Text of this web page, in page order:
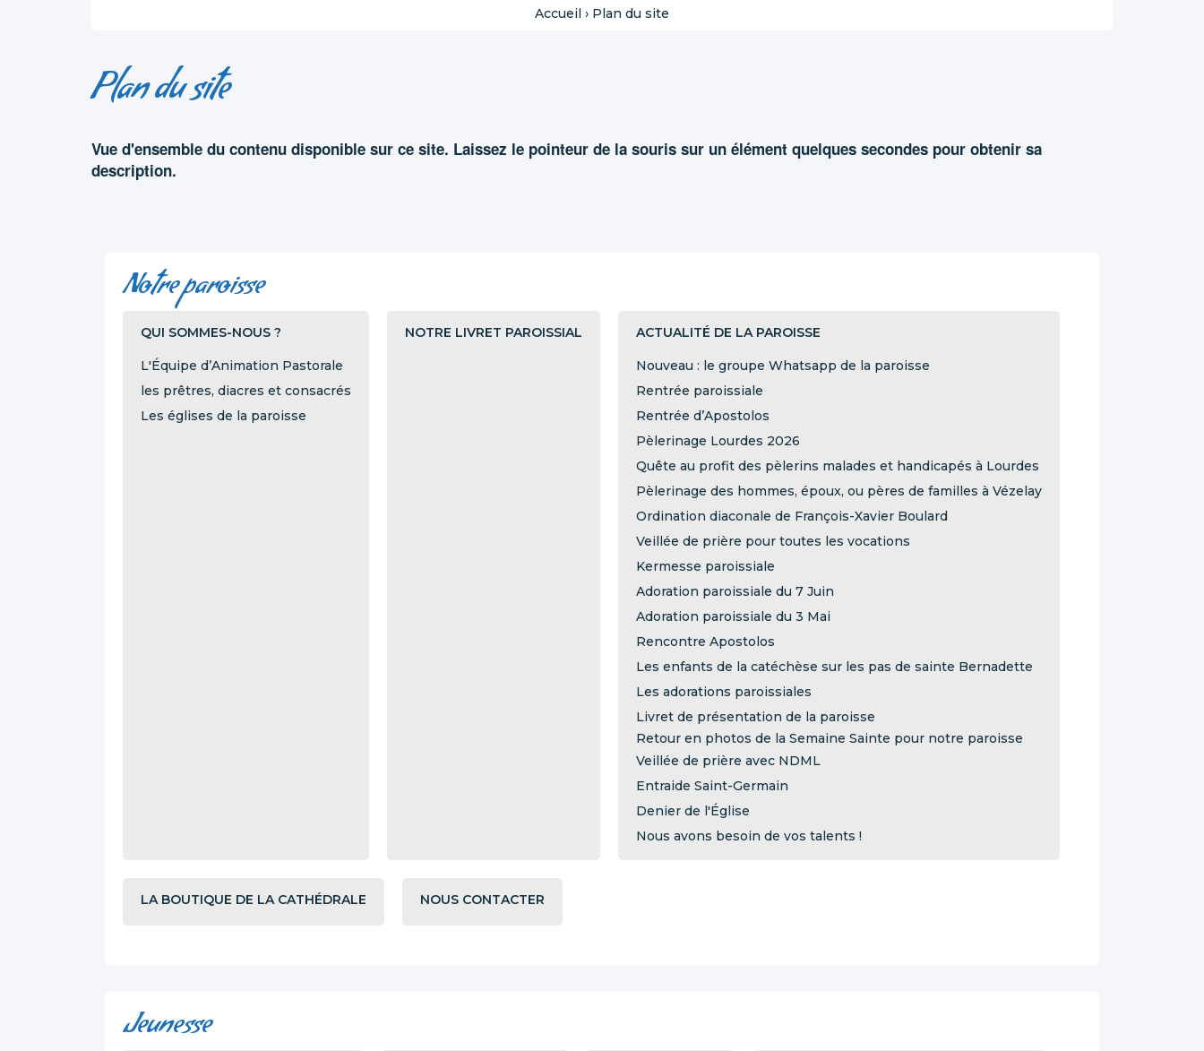
Accueil › Plan du site
Plan du site
Vue d'ensemble du contenu disponible sur ce site. Laissez le pointeur de la souris sur un élément quelques secondes pour obtenir sa
description.
Notre paroisse
QUI SOMMES-NOUS ?
L'Équipe d’Animation Pastorale
les prêtres, diacres et consacrés
Les églises de la paroisse
NOTRE LIVRET PAROISSIAL ACTUALITÉ DE LA PAROISSE
Nouveau : le groupe Whatsapp de la paroisse
Rentrée paroissiale
Rentrée d’Apostolos
Pèlerinage Lourdes 2026
Quête au profit des pèlerins malades et handicapés à Lourdes
Pèlerinage des hommes, époux, ou pères de familles à Vézelay
Ordination diaconale de François-Xavier Boulard
Veillée de prière pour toutes les vocations
Kermesse paroissiale
Adoration paroissiale du 7 Juin
Adoration paroissiale du 3 Mai
Rencontre Apostolos
Les enfants de la catéchèse sur les pas de sainte Bernadette
Les adorations paroissiales
Livret de présentation de la paroisse
Retour en photos de la Semaine Sainte pour notre paroisse
Veillée de prière avec NDML
Entraide Saint-Germain
Denier de l'Église
Nous avons besoin de vos talents !
LA BOUTIQUE DE LA CATHÉDRALE NOUS CONTACTER
Jeunesse